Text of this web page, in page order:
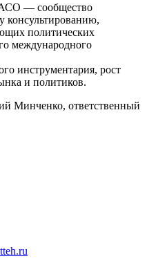
— сообщество
консультированию,
политических
международного
инструментария, рост
и политиков.
Минченко, ответственный